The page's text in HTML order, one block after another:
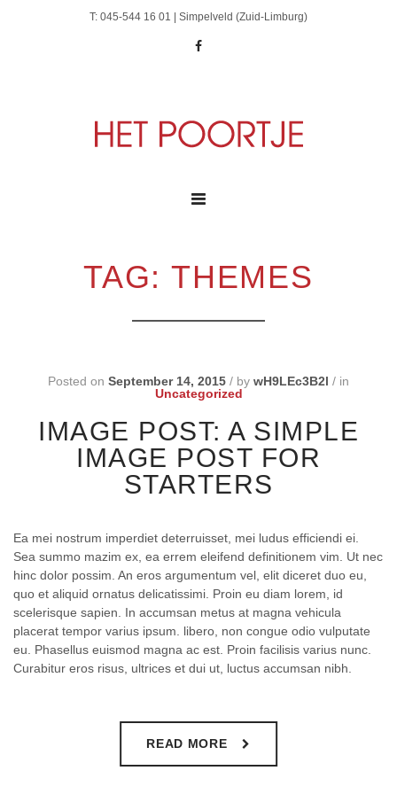
T: 045-544 16 01 | Simpelveld (Zuid-Limburg)
TAG: THEMES
Posted on September 14, 2015 / by wH9LEc3B2l / in
Uncategorized
IMAGE POST: A SIMPLE
IMAGE POST FOR
STARTERS
Ea mei nostrum imperdiet deterruisset, mei ludus efficiendi ei.
Sea summo mazim ex, ea errem eleifend definitionem vim. Ut nec
hinc dolor possim. An eros argumentum vel, elit diceret duo eu,
quo et aliquid ornatus delicatissimi. Proin eu diam lorem, id
scelerisque sapien. In accumsan metus at magna vehicula
placerat tempor varius ipsum. libero, non congue odio vulputate
eu. Phasellus euismod magna ac est. Proin facilisis varius nunc.
Curabitur eros risus, ultrices et dui ut, luctus accumsan nibh.
READ MORE